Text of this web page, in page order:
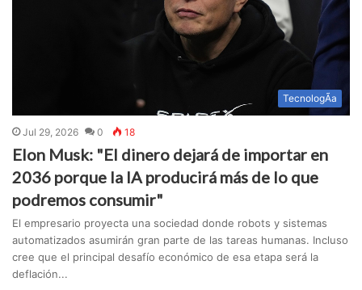
TecnologÃ­a
Jul 29, 2026 0 18
Elon Musk: "El dinero dejará de importar en
2036 porque la IA producirá más de lo que
podremos consumir"
El empresario proyecta una sociedad donde robots y sistemas
automatizados asumirán gran parte de las tareas humanas. Incluso
cree que el principal desafío económico de esa etapa será la
deflación...